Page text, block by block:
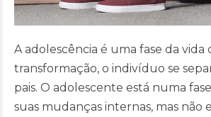
A adolescência é uma fase da vida
transformação, o indivíduo se
pais. O adolescente está numa
suas mudanças internas, mas não